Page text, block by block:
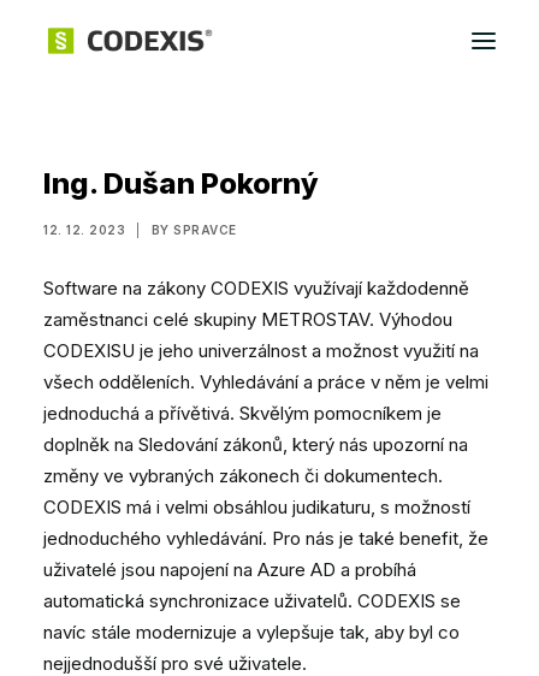
Ing. Dušan Pokorný
12. 12. 2023 BY SPRAVCE
Software na zákony CODEXIS využívají každodenně
zaměstnanci celé skupiny METROSTAV. Výhodou
CODEXISU je jeho univerzálnost a možnost využití na
všech odděleních. Vyhledávání a práce v něm je velmi
jednoduchá a přívětivá. Skvělým pomocníkem je
doplněk na Sledování zákonů, který nás upozorní na
změny ve vybraných zákonech či dokumentech.
CODEXIS má i velmi obsáhlou judikaturu, s možností
jednoduchého vyhledávání. Pro nás je také benefit, že
uživatelé jsou napojení na Azure AD a probíhá
automatická synchronizace uživatelů. CODEXIS se
navíc stále modernizuje a vylepšuje tak, aby byl co
nejjednodušší pro své uživatele.